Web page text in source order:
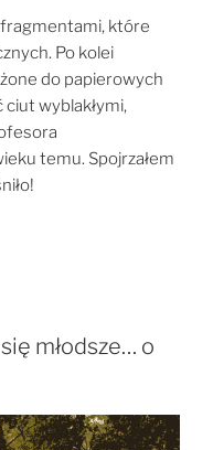
fragmentami, które
Po kolei
do papierowych
wyblakłymi,
temu. Spojrzałem
młodsze… o